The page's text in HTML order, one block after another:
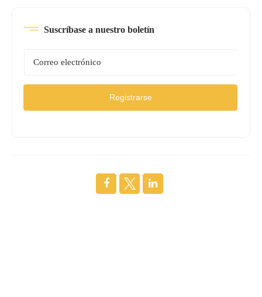
Suscríbase a nuestro boletín
Registrarse